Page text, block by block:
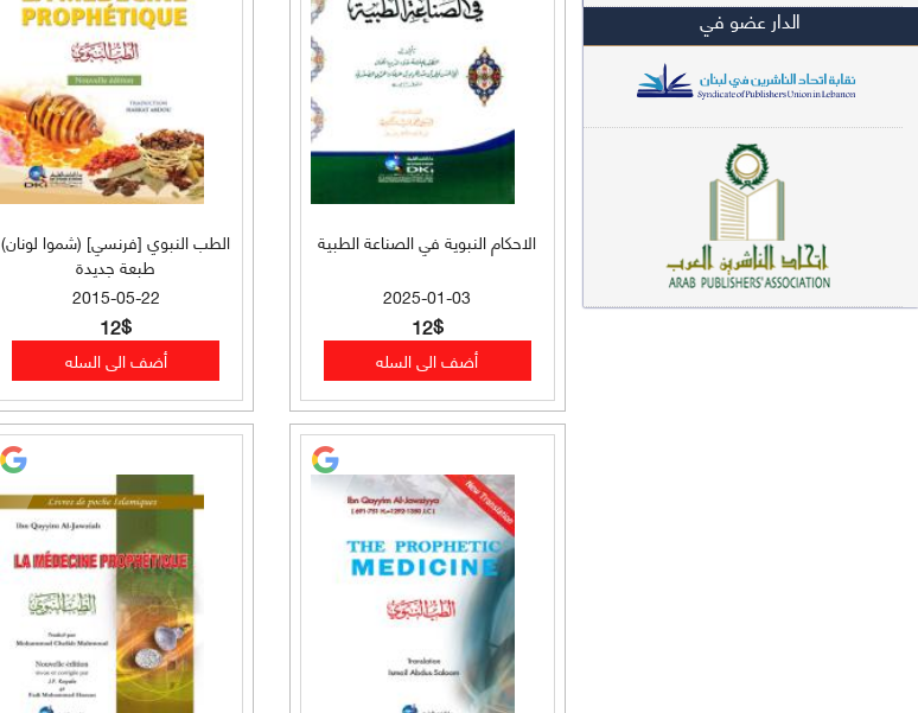
أخلاق وتصوف (91)
سير وتراجم (90)
معاجم لغوية (89)
سيرة نبوية وتصوف (81)
دراسات إسلامية (75)
شعر (72)
الدار عضو في
الاحكام النبوية في الصناعة الطبية
2025-01-03
12$
الطب النبوي [فرنسي] (شموا لونان)
طبعة جديدة
2015-05-22
12$